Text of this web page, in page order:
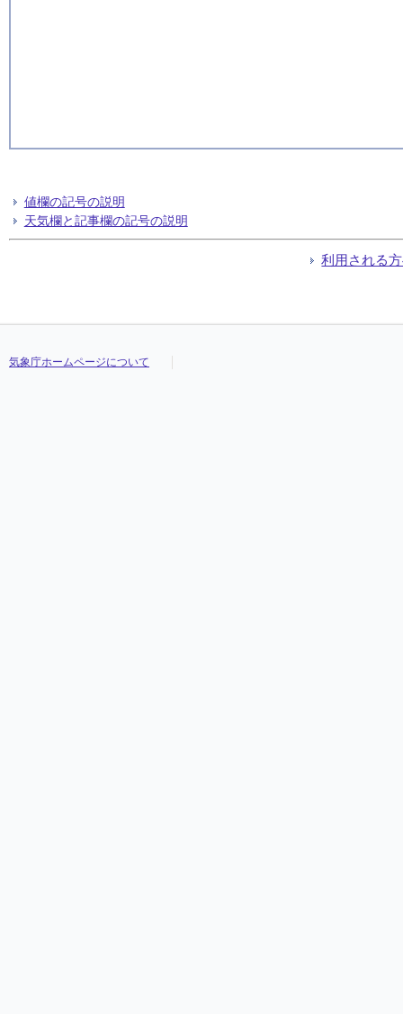
値欄の記号の説明
天気欄と記事欄の記号の説明
利用される
気象庁ホームページについて